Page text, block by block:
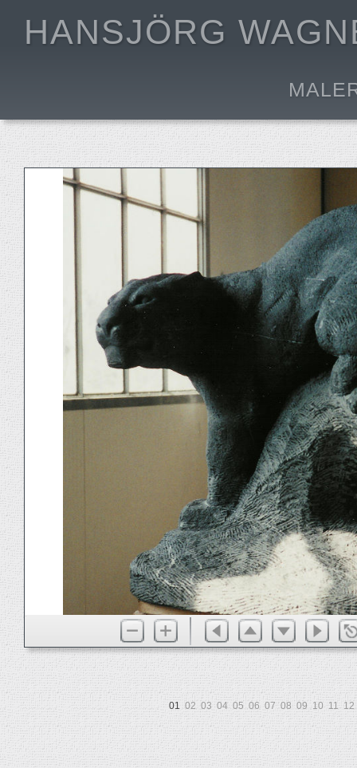
HANSJÖRG
01 02 03 04 05 06 07 08 09 10 11 12